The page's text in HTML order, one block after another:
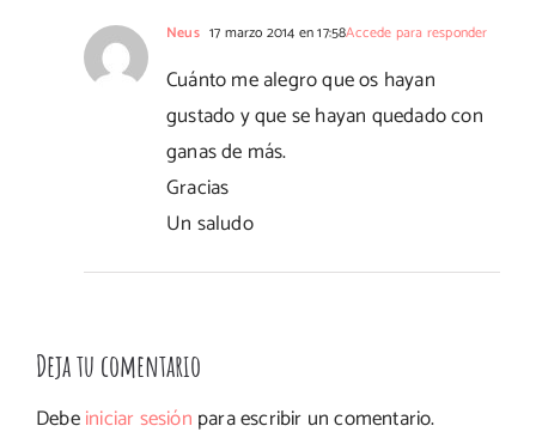
Neus 17 marzo 2014 en 17:58Accede para responder
Cuánto me alegro que os hayan
gustado y que se hayan quedado con
ganas de más.
Gracias
Un saludo
Deja tu comentario
Debeiniciar sesión para escribir un comentario.